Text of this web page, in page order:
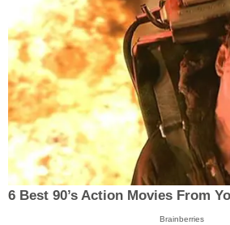
6 Best 90’s Action Movies From
Brainberries